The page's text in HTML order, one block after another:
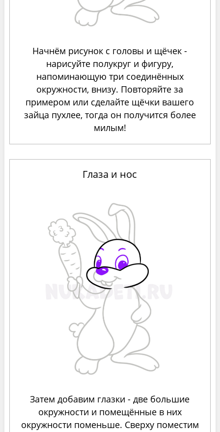
Начнём рисунок с головы и щёчек -
нарисуйте полукруг и фигуру,
напоминающую три соединённых
окружности, внизу. Повторяйте за
примером или сделайте щёчки вашего
зайца пухлее, тогда он получится более
милым!
Глаза и нос
Затем добавим глазки - две большие
окружности и помещённые в них
окружности поменьше. Сверху поместим